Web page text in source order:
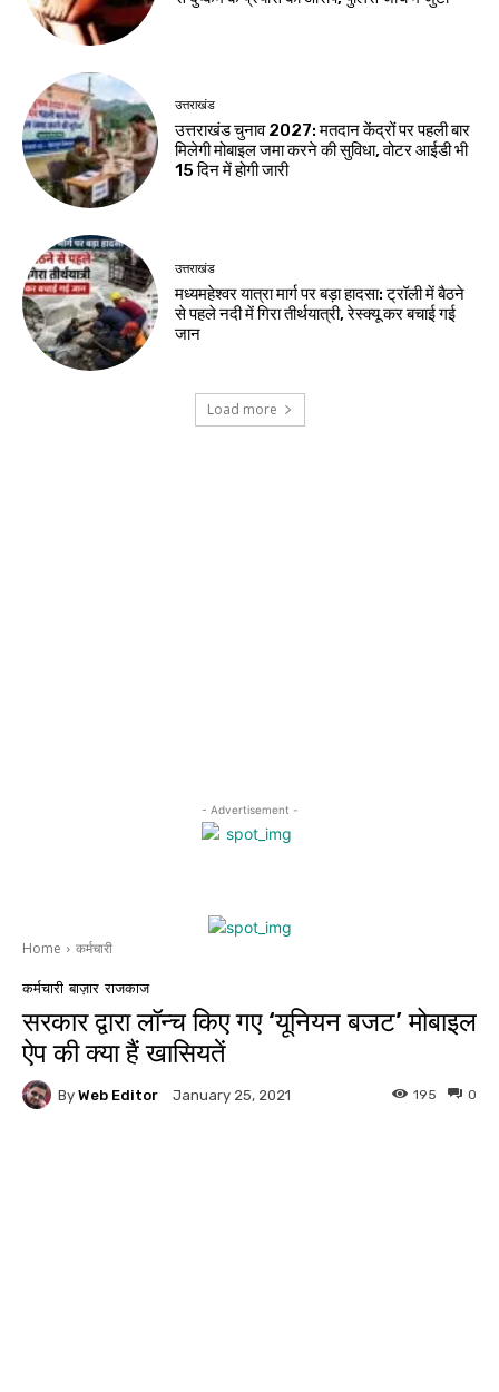
उत्तराखंड
उत्तराखंड चुनाव 2027: मतदान केंद्रों पर पहली बार
मिलेगी मोबाइल जमा करने की सुविधा, वोटर आईडी भी
15 दिन में होगी जारी
उत्तराखंड
मध्यमहेश्वर यात्रा मार्ग पर बड़ा हादसा: ट्रॉली में बैठने
से पहले नदी में गिरा तीर्थयात्री, रेस्क्यू कर बचाई गई
जान
Load more
- Advertisement -